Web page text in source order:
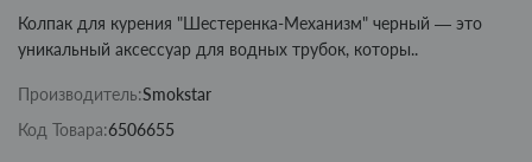
Колпак для курения "Шестеренка-Механизм" черный — это
уникальный аксессуар для водных трубок, которы..
Производитель:Smokstar
Код Товара:6506655